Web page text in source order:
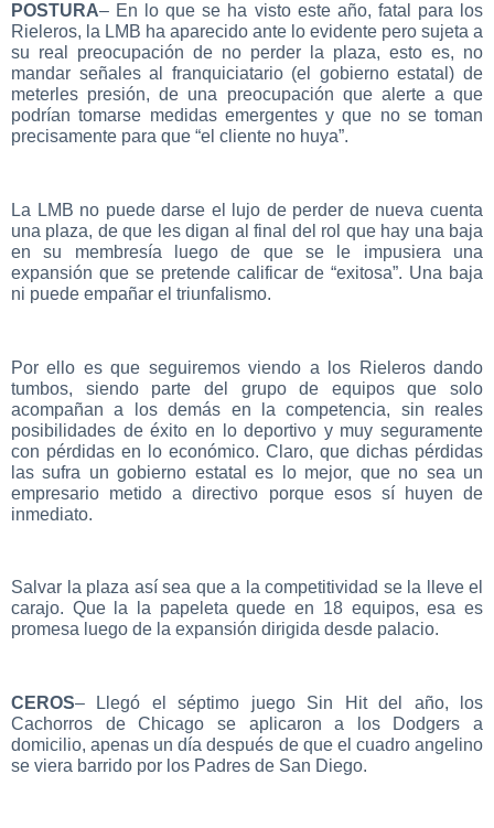
POSTURA– En lo que se ha visto este año, fatal para los
Rieleros, la LMB ha aparecido ante lo evidente pero sujeta a
su real preocupación de no perder la plaza, esto es, no
mandar señales al franquiciatario (el gobierno estatal) de
meterles presión, de una preocupación que alerte a que
podrían tomarse medidas emergentes y que no se toman
precisamente para que “el cliente no huya”.
La LMB no puede darse el lujo de perder de nueva cuenta
una plaza, de que les digan al final del rol que hay una baja
en su membresía luego de que se le impusiera una
expansión que se pretende calificar de “exitosa”. Una baja
ni puede empañar el triunfalismo.
Por ello es que seguiremos viendo a los Rieleros dando
tumbos, siendo parte del grupo de equipos que solo
acompañan a los demás en la competencia, sin reales
posibilidades de éxito en lo deportivo y muy seguramente
con pérdidas en lo económico. Claro, que dichas pérdidas
las sufra un gobierno estatal es lo mejor, que no sea un
empresario metido a directivo porque esos sí huyen de
inmediato.
Salvar la plaza así sea que a la competitividad se la lleve el
carajo. Que la la papeleta quede en 18 equipos, esa es
promesa luego de la expansión dirigida desde palacio.
CEROS– Llegó el séptimo juego Sin Hit del año, los
Cachorros de Chicago se aplicaron a los Dodgers a
domicilio, apenas un día después de que el cuadro angelino
se viera barrido por los Padres de San Diego.